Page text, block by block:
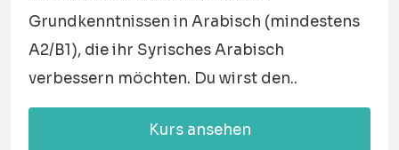
Grundkenntnissen in Arabisch (mindestens
A2/B1), die ihr Syrisches Arabisch
verbessern möchten. Du wirst den..
Kurs ansehen